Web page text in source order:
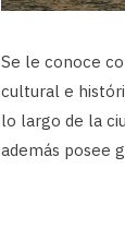
Se le conoce
cultural e
lo largo de la
además posee